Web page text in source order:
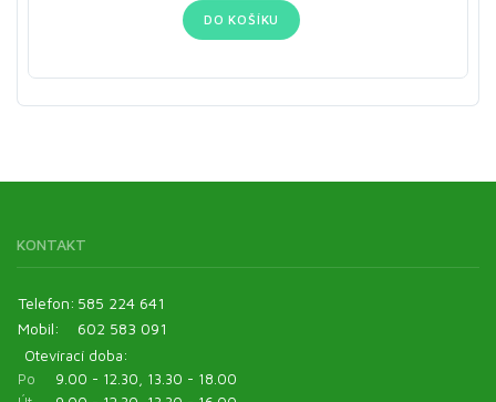
DO KOŠÍKU
KONTAKT
Telefon: 585 224 641
Mobil:
602 583 091
Otevírací doba:
Po
9.00 - 12.30, 13.30 - 18.00